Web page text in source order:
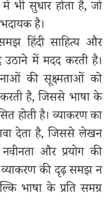
भी सुधार होता है, जो
है।
हिंदी साहित्य और
में मदद करती है।
की सूक्ष्मताओं को
है, जिससे भाषा के
होती है। व्याकरण का
देता है, जिससे लेखन
और प्रयोग की
व्याकरण की दृढ़ समझ न
भाषा के प्रति समग्र